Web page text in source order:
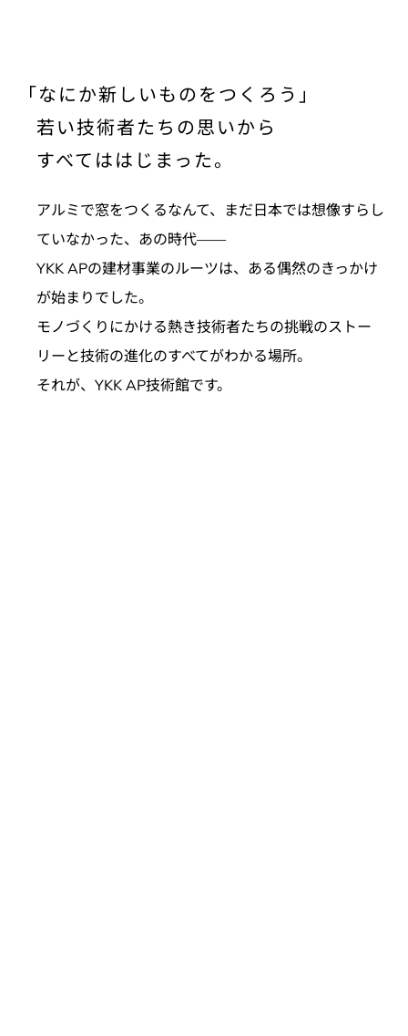
「なにか新しいものをつくろう」
若い技術者たちの思いから
すべてははじまった。
アルミで窓をつくるなんて、
まだ日本では想像すらし
ていなかった、あの時代――
YKK APの建材事業のルーツは、 ある偶然のきっかけ
が始まりでした。
モノづくりにかける熱き技術者たちの挑戦のストー
リーと技術の進化のすべてがわかる場所。
それが、YKK AP技術館です。